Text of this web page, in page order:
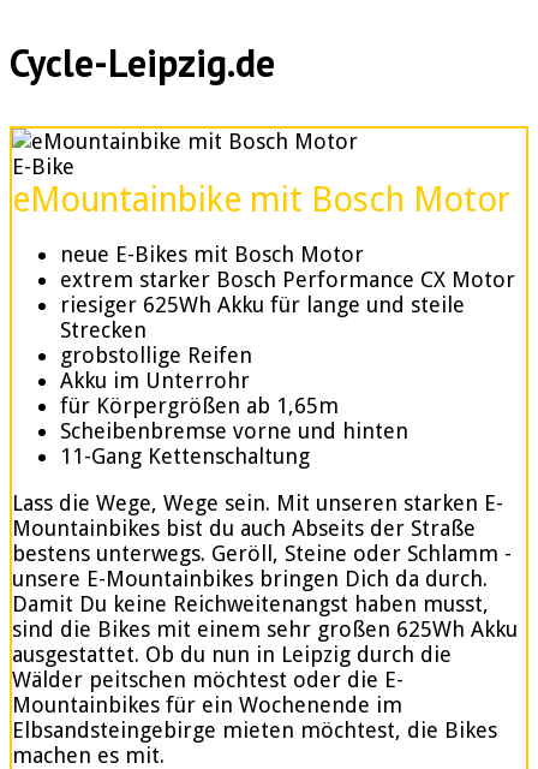
Cycle-Leipzig.de
E-Bike
eMountainbike mit Bosch Motor
neue E-Bikes mit Bosch Motor
extrem starker Bosch Performance CX Motor
riesiger 625Wh Akku für lange und steile
Strecken
grobstollige Reifen
Akku im Unterrohr
für Körpergrößen ab 1,65m
Scheibenbremse vorne und hinten
11-Gang Kettenschaltung
Lass die Wege, Wege sein. Mit unseren starken E-
Mountainbikes bist du auch Abseits der Straße
bestens unterwegs. Geröll, Steine oder Schlamm -
unsere E-Mountainbikes bringen Dich da durch.
Damit Du keine Reichweitenangst haben musst,
sind die Bikes mit einem sehr großen 625Wh Akku
ausgestattet. Ob du nun in Leipzig durch die
Wälder peitschen möchtest oder die E-
Mountainbikes für ein Wochenende im
Elbsandsteingebirge mieten möchtest, die Bikes
machen es mit.